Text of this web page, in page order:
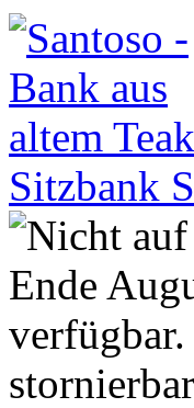
Sitzbank